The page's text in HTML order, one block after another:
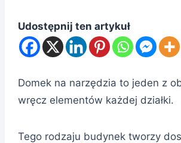
Udostępnij ten artykuł
Domek na narzędzia to jeden z
wręcz elementów każdej działki.
Tego rodzaju budynek tworzy